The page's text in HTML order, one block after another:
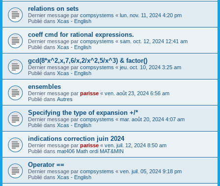
relations on sets
Dernier message par compsystems « lun. nov. 11, 2024 4:20 pm
Publié dans Xcas - English
coeff cmd for rational expressions.
Dernier message par compsystems « sam. oct. 12, 2024 12:41 am
Publié dans Xcas - English
gcd(8*x^2,x,7,6/x,2/x^2,5/x^3) & factor()
Dernier message par compsystems « jeu. oct. 10, 2024 3:25 am
Publié dans Xcas - English
ensembles
Dernier message par parisse « ven. août 23, 2024 6:56 am
Publié dans Autres
Specifying the type of expansion +/*
Dernier message par compsystems « mar. août 20, 2024 4:07 am
Publié dans Xcas - English
indications correction juin 2024
Dernier message par parisse « ven. juil. 12, 2024 8:50 am
Publié dans mat406 Math ordi MAT&MIN
Operator ==
Dernier message par compsystems « ven. juil. 05, 2024 9:18 pm
Publié dans Xcas - English